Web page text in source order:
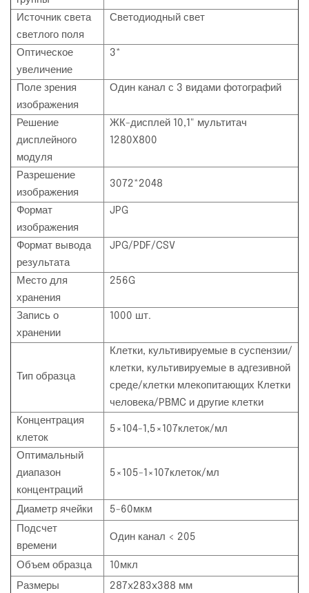
Источник света
светлого поля
Светодиодный свет
Оптическое
увеличение
3*
Поле зрения
изображения
Один канал с 3 видами фотографий
Решение
дисплейного
модуля
ЖК-дисплей 10,1" мультитач
1280X800
Разрешение
изображения
3072*2048
Формат
изображения
JPG
Формат вывода
результата
JPG/PDF/CSV
Место для
хранения
256G
Запись о
хранении
1000 шт.
Тип образца
Клетки, культивируемые в суспензии/
клетки, культивируемые в адгезивной
среде/клетки млекопитающих Клетки
человека/PBMC и другие клетки
Концентрация
клеток
5×104-1,5×107клеток/мл
Оптимальный
диапазон
концентраций
5×105-1×107клеток/мл
Диаметр ячейки
5-60мкм
Подсчет
времени
Один канал < 205
Объем образца
10мкл
Размеры
287x283x388 мм